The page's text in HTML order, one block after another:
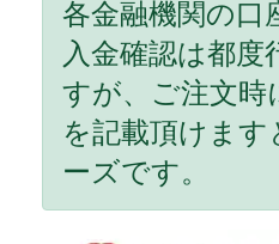
各金融機関の口
入金確認は都度
すが、ご注文時
を記載頂けます
ーズです。